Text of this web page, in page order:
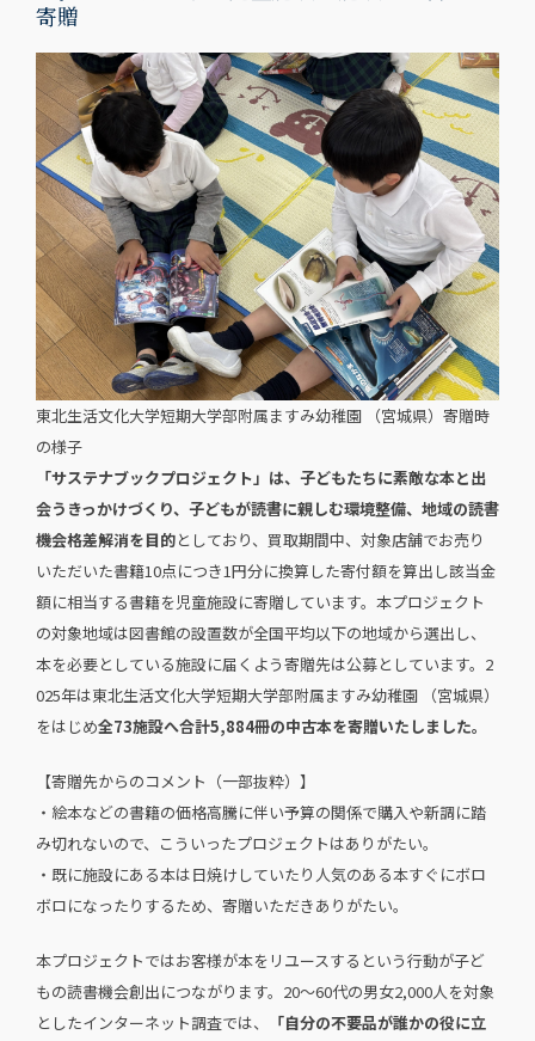
寄贈
東北生活文化大学短期大学部附属ますみ幼稚園 （宮城県）寄贈時
の様子
「サステナブックプロジェクト」は、子どもたちに素敵な本と出
会うきっかけづくり、子どもが読書に親しむ環境整備、地域の読書
機会格差解消を目的としており、買取期間中、対象店舗でお売り
いただいた書籍10点につき1円分に換算した寄付額を算出し該当金
額に相当する書籍を児童施設に寄贈しています。本プロジェクト
の対象地域は図書館の設置数が全国平均以下の地域から選出し、
本を必要としている施設に届くよう寄贈先は公募としています。2
025年は東北生活文化大学短期大学部附属ますみ幼稚園 （宮城県）
をはじめ全73施設へ合計5,884冊の中古本を寄贈いたしました。
【寄贈先からのコメント（一部抜粋）】
・絵本などの書籍の価格高騰に伴い予算の関係で購入や新調に踏
み切れないので、こういったプロジェクトはありがたい。
・既に施設にある本は日焼けしていたり人気のある本すぐにボロ
ボロになったりするため、寄贈いただきありがたい。
本プロジェクトではお客様が本をリユースするという行動が子ど
もの読書機会創出につながります。20～60代の男女2,000人を対象
としたインターネット調査では、
「自分の不要品が誰かの役に立